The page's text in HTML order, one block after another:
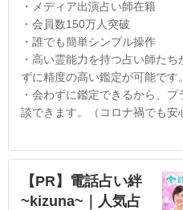
・メディア出演占い師在籍
・会員数150万人突破
・誰でも簡単シンプル操作
・高い霊能力を持つ占い師た
ずに精度の高い鑑定が可能です。
・会わずに鑑定できるから、
談できます。（コロナ禍でも安
【PR】電話占い絆
~kizuna~｜人気占